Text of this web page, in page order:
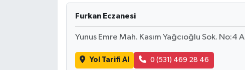
Furkan Eczanesi
Yunus Emre Mah. Kasım Yağcıoğlu Sok. No:4 A
Yol Tarifi Al 0 (531) 469 28 46